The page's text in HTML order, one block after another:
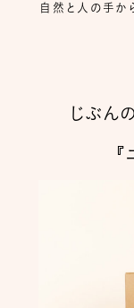
自然と人の手か
じぶん